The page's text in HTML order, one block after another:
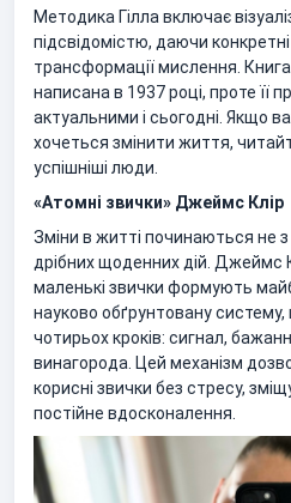
Методика Гілла включає
підсвідомістю, даючи
трансформації мислення.
написана в 1937 році, проте її
актуальними і сьогодні. Якщо
хочеться змінити життя,
успішніші люди.
«Атомні звички» Джеймс Клір
Зміни в житті починаються не з
дрібних щоденних дій. Джеймс
маленькі звички формують
науково обґрунтовану
чотирьох кроків: сигнал,
винагорода. Цей механізм
корисні звички без стресу,
постійне вдосконалення.